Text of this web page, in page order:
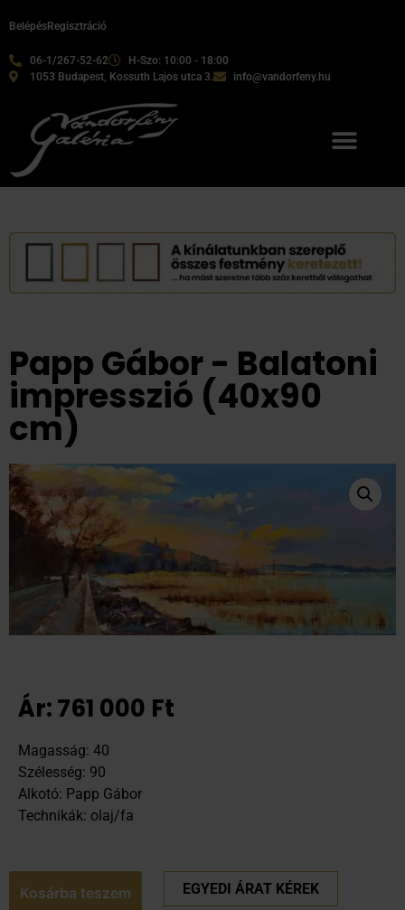
06-1/267-52-62
H-Szo: 10:00 - 18:00
1053 Budapest, Kossuth Lajos utca 3.
info@vandorfeny.hu
BelépésRegisztráció
Papp Gábor - Balatoni
impresszió (40x90
cm)
Ár:761 000 Ft
Magasság: 40
Szélesség: 90
Alkotó: Papp Gábor
Technikák: olaj/fa
Kosárba teszem EGYEDI ÁRAT KÉREK